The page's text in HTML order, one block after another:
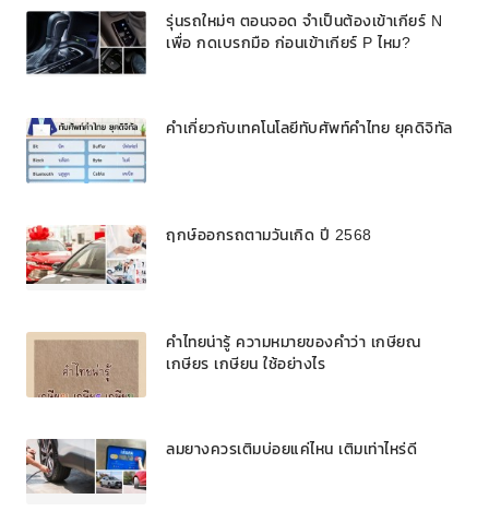
รุ่นรถใหม่ๆ ตอนจอด จำเป็นต้องเข้าเกียร์ N
เพื่อ กดเบรกมือ ก่อนเข้าเกียร์ P ไหม?
คำเกี่ยวกับเทคโนโลยีทับศัพท์คำไทย ยุคดิจิทัล
ฤกษ์ออกรถตามวันเกิด ปี 2568
คำไทยน่ารู้ ความหมายของคำว่า เกษียณ
เกษียร เกษียน ใช้อย่างไร
ลมยางควรเติมบ่อยแค่ไหน เติมเท่าไหร่ดี